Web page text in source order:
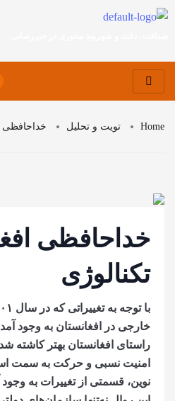
Home تویت و تحلیل خداحافظی
خداحافظی
تکنالوژی
خارجی در افغانستان به وجود
راستای افغانستان بهتر کاشته
امنیت نسبی و حرکت به سمت
نوین، قسمتی از تغییرات به وجود